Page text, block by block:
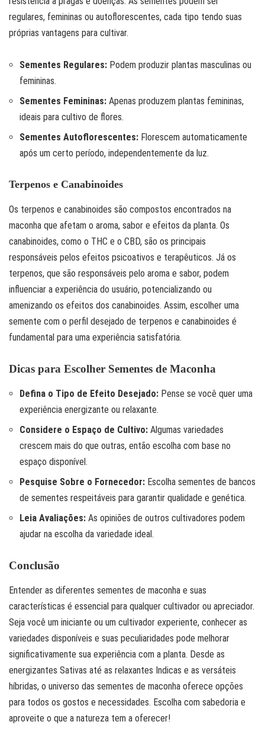
regulares, femininas ou autoflorescentes, cada tipo tendo suas
próprias vantagens para cultivar.
Sementes Regulares: Podem produzir plantas masculinas ou
femininas.
Sementes Femininas: Apenas produzem plantas femininas,
ideais para cultivo de flores.
Sementes Autoflorescentes: Florescem automaticamente
após um certo período, independentemente da luz.
Terpenos e Canabinoides
Os terpenos e canabinoides são compostos encontrados na
maconha que afetam o aroma, sabor e efeitos da planta. Os
canabinoides, como o THC e o CBD, são os principais
responsáveis pelos efeitos psicoativos e terapêuticos. Já os
terpenos, que são responsáveis pelo aroma e sabor, podem
influenciar a experiência do usuário, potencializando ou
amenizando os efeitos dos canabinoides. Assim, escolher uma
semente com o perfil desejado de terpenos e canabinoides é
fundamental para uma experiência satisfatória.
Dicas para Escolher Sementes de Maconha
Defina o Tipo de Efeito Desejado: Pense se você quer uma
experiência energizante ou relaxante.
Considere o Espaço de Cultivo: Algumas variedades
crescem mais do que outras, então escolha com base no
espaço disponível.
Pesquise Sobre o Fornecedor: Escolha sementes de bancos
de sementes respeitáveis para garantir qualidade e genética.
Leia Avaliações: As opiniões de outros cultivadores podem
ajudar na escolha da variedade ideal.
Conclusão
Entender as diferentes sementes de maconha e suas
características é essencial para qualquer cultivador ou apreciador.
Seja você um iniciante ou um cultivador experiente, conhecer as
variedades disponíveis e suas peculiaridades pode melhorar
significativamente sua experiência com a planta. Desde as
energizantes Sativas até as relaxantes Indicas e as versáteis
híbridas, o universo das sementes de maconha oferece opções
para todos os gostos e necessidades. Escolha com sabedoria e
aproveite o que a natureza tem a oferecer!